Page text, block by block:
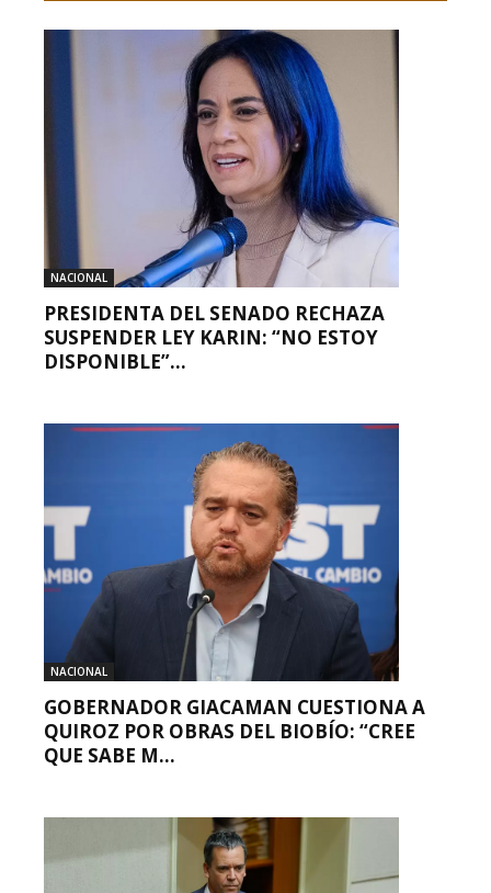
NACIONAL
PRESIDENTA DEL SENADO RECHAZA
SUSPENDER LEY KARIN: “NO ESTOY
DISPONIBLE”...
NACIONAL
GOBERNADOR GIACAMAN CUESTIONA A
QUIROZ POR OBRAS DEL BIOBÍO: “CREE
QUE SABE M...